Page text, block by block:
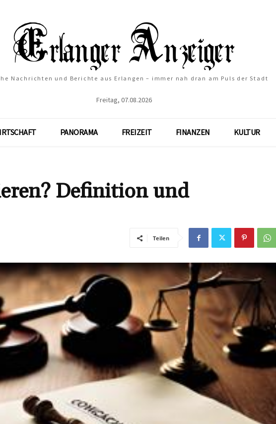
Nachrichten und Berichte aus Erlangen – immer nah dran am Puls der Stadt
Freitag, 07.08.2026
PANORAMA FREIZEIT FINANZEN KULTUR
Definition und
Teilen